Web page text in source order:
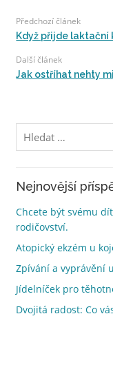
Předchozí článek
Když přijde laktační
Další článek
Jak ostříhat nehty
Vyhledávání
Nejnovější
Chcete být svému
rodičovství.
Atopický ekzém u
Zpívání a vyprávění
Jídelníček pro
Dvojitá radost: Co